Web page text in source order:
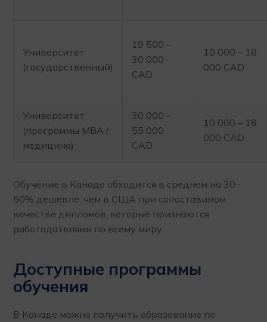
Университет
(государственный)
19 500 –
30 000
CAD
10 000 – 18
000 CAD
Университет
(программы MBA /
медицина)
30 000 –
55 000
CAD
10 000 – 18
000 CAD
Обучение в Канаде обходится в среднем на 30–
50% дешевле, чем в США при сопоставимом
качестве дипломов, которые признаются
работодателями по всему миру.
Доступные программы
обучения
В Канаде можно получить образование по